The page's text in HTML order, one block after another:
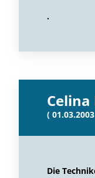
.
Celina
(
Die